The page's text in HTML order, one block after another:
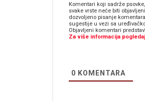
Komentari koji sadrže
svake vrste neće biti
dozvoljeno pisanje
sugestije u vezi sa
Objavljeni komentari
Za više informacija
0 KOMENTARA